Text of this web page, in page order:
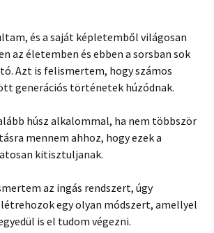
és a saját képletemből világosan
az életemben és ebben a sorsban sok
Azt is felismertem, hogy számos
generációs történetek húzódnak.
húsz alkalommal, ha nem többször
mennem ahhoz, hogy ezek a
kitisztuljanak.
az ingás rendszert, úgy
egy olyan módszert, amellyel
is el tudom végezni.